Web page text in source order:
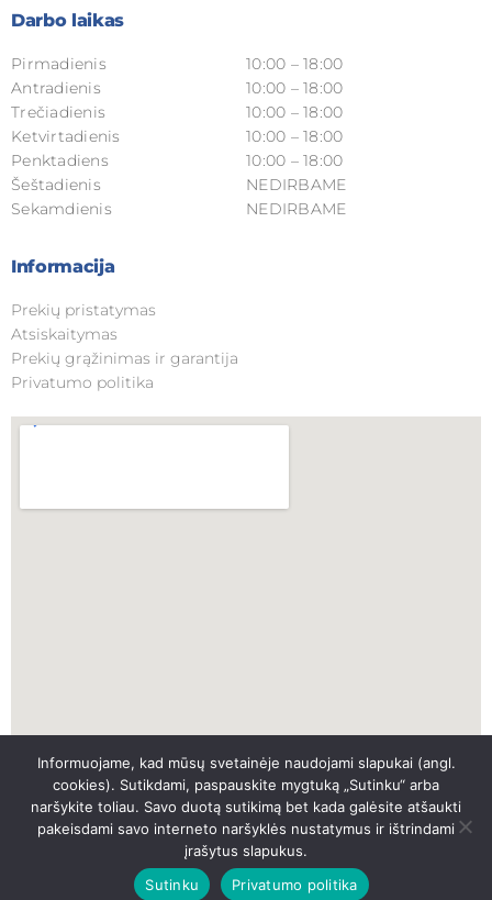
Darbo laikas
Pirmadienis
Antradienis
Trečiadienis
Ketvirtadienis
Penktadiens
Šeštadienis
Sekamdienis
10:00 – 18:00
10:00 – 18:00
10:00 – 18:00
10:00 – 18:00
10:00 – 18:00
NEDIRBAME
NEDIRBAME
Informacija
Prekių pristatymas
Atsiskaitymas
Prekių grąžinimas ir garantija
Privatumo politika
SKUBI PAGALBA
SKAMBINTI
© 2026 UAB „PITEMA“. Visos teiės saugomos.
Informuojame, kad mūsų svetainėje naudojami slapukai (angl.
cookies). Sutikdami, paspauskite mygtuką „Sutinku“ arba
naršykite toliau. Savo duotą sutikimą bet kada galėsite atšaukti
pakeisdami savo interneto naršyklės nustatymus ir ištrindami
įrašytus slapukus.
Sutinku
Privatumo politika